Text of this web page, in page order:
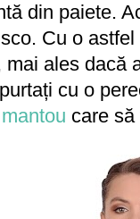
din paiete.
Cu o
mai ales dacă
cu o
care